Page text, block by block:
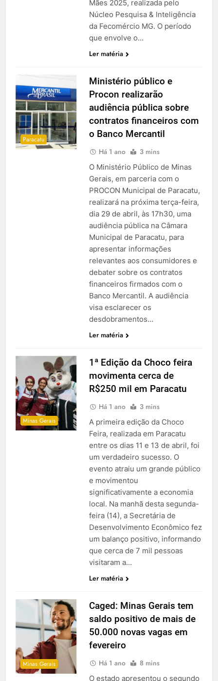
Mães 2025, realizada pelo
Núcleo Pesquisa & Inteligência
da Fecomércio MG. O período
que envolve o…
Ler matéria
Paracatu
Ministério público e
Procon realizarão
audiência pública sobre
contratos financeiros com
o Banco Mercantil
Há 1 ano 3 mins
O Ministério Público de Minas
Gerais, em parceria com o
PROCON Municipal de Paracatu,
realizará na próxima terça-feira,
dia 29 de abril, às 17h30, uma
audiência pública na Câmara
Municipal de Paracatu, para
apresentar informações
relevantes aos consumidores e
debater sobre os contratos
financeiros firmados com o
Banco Mercantil. A audiência
visa esclarecer os
desdobramentos…
Ler matéria
Minas Gerais
1ª Edição da Choco feira
movimenta cerca de
R$250 mil em Paracatu
Há 1 ano 3 mins
A primeira edição da Choco
Feira, realizada em Paracatu
entre os dias 11 e 13 de abril, foi
um verdadeiro sucesso. O
evento atraiu um grande público
e movimentou
significativamente a economia
local. Na manhã desta segunda-
feira (14), a Secretária de
Desenvolvimento Econômico fez
um balanço positivo, informando
que cerca de 7 mil pessoas
visitaram a…
Ler matéria
Minas Gerais
Caged: Minas Gerais tem
saldo positivo de mais de
50.000 novas vagas em
fevereiro
Há 1 ano 8 mins
O estado apresentou o segundo